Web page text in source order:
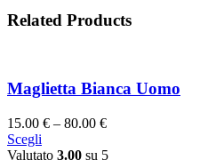
Related Products
Maglietta Bianca Uomo
15.00 € – 80.00 €
Scegli
Valutato 3.00 su 5